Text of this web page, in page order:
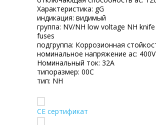
Характеристика: gG
индикация: видимый
группа: NV/NH low voltage NH
fuses
подгруппа: Коррозионная
номинальное напряжение ac: 400V
Номинальный ток: 32A
типоразмер: 00C
тип: NH
CE сертификат